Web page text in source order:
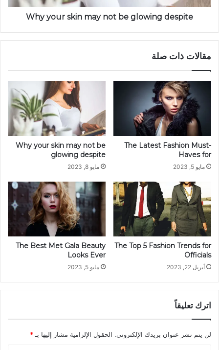
Why your skin may not be glowing despite
مقالات ذات صلة
The Latest Fashion Must-
Haves for
مايو 5, 2023
Why your skin may not be
glowing despite
مايو 8, 2023
The Top 5 Fashion Trends for
Officials
أبريل 22, 2023
The Best Met Gala Beauty
Looks Ever
مايو 5, 2023
اترك تعليقاً
لن يتم نشر عنوان بريدك الإلكتروني. الحقول الإلزامية مشار إليها بـ*